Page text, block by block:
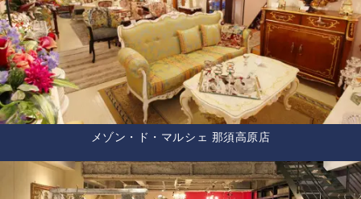
メゾン・ド・マルシェ 那須高原店